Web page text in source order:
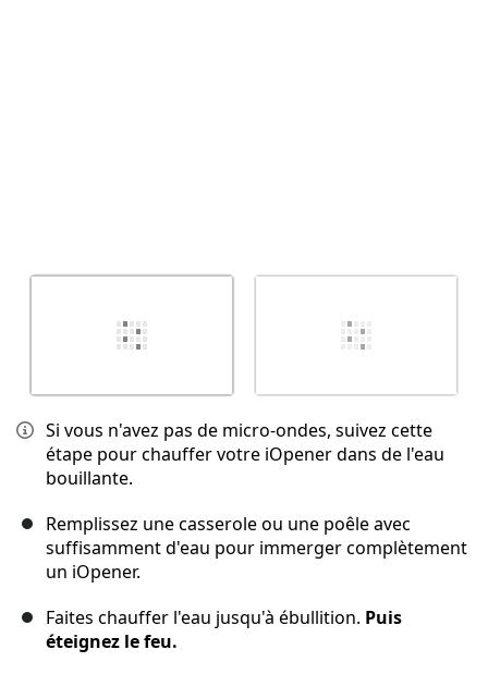
Si vous n'avez pas de micro-ondes, suivez cette
étape pour chauffer votre iOpener dans de l'eau
bouillante.
Remplissez une casserole ou une poêle avec
suffisamment d'eau pour immerger complètement
un iOpener.
Faites chauffer l'eau jusqu'à ébullition. Puis
éteignez le feu.